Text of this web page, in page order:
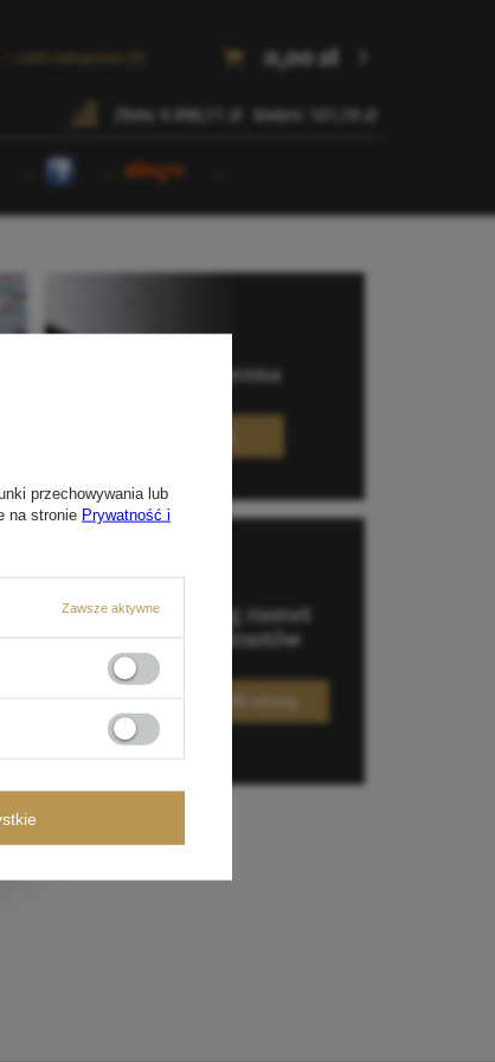
przechowywania lub
na stronie Prywatność i
Zawsze aktywne